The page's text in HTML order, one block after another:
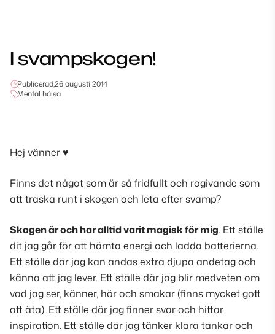
I svampskogen!
Publicerad,26 augusti 2014
Mental hälsa
Hej vänner ♥
Finns det något som är så fridfullt och rogivande som
att traska runt i skogen och leta efter svamp?
Skogen är och har alltid varit magisk för mig. Ett ställe
dit jag går för att hämta energi och ladda batterierna.
Ett ställe där jag kan andas extra djupa andetag och
känna att jag lever. Ett ställe där jag blir medveten om
vad jag ser, känner, hör och smakar (finns mycket gott
att äta). Ett ställe där jag finner svar och hittar
inspiration. Ett ställe där jag tänker klara tankar och